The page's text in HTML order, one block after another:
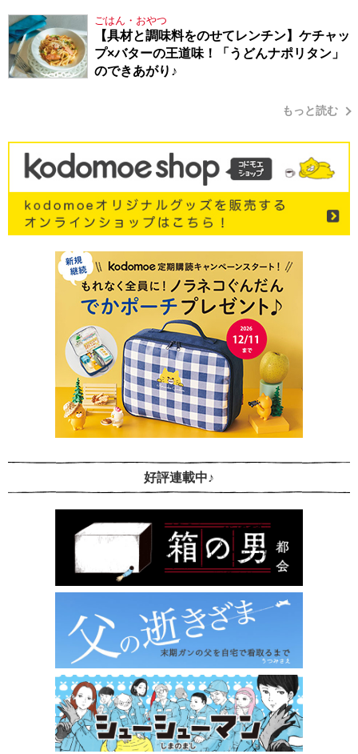
ごはん・おやつ
【具材と調味料をのせてレンチン】ケチャッ
プ×バターの王道味！「うどんナポリタン」
のできあがり♪
もっと読む
好評連載中♪